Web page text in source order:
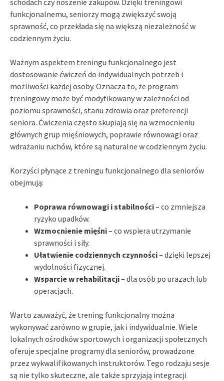
funkcjonalnemu, seniorzy mogą zwiększyć swoją
sprawność, co przekłada się na większą niezależność w
codziennym życiu.
Ważnym aspektem treningu funkcjonalnego jest
dostosowanie ćwiczeń do indywidualnych potrzeb i
możliwości każdej osoby. Oznacza to, że program
treningowy może być modyfikowany w zależności od
poziomu sprawności, stanu zdrowia oraz preferencji
seniora. Ćwiczenia często skupiają się na wzmocnieniu
głównych grup mięśniowych, poprawie równowagi oraz
wdrażaniu ruchów, które są naturalne w codziennym życiu.
Korzyści płynące z treningu funkcjonalnego dla seniorów
obejmują:
Poprawa równowagi i stabilności– co zmniejsza
ryzyko upadków.
Wzmocnienie mięśni– co wspiera utrzymanie
sprawności i siły.
Ułatwienie codziennych czynności– dzięki lepszej
wydolności fizycznej.
Wsparcie w rehabilitacji– dla osób po urazach lub
operacjach.
Warto zauważyć, że trening funkcjonalny można
wykonywać zarówno w grupie, jak i indywidualnie. Wiele
lokalnych ośrodków sportowych i organizacji społecznych
oferuje specjalne programy dla seniorów, prowadzone
przez wykwalifikowanych instruktorów. Tego rodzaju sesje
są nie tylko skuteczne, ale także sprzyjają integracji